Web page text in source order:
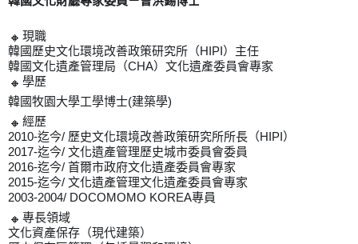
🔸 現職
韓國歷史文化環境改善政策研究所（HIPI）主任
韓國文化遺產管理局（CHA）文化遺產委員會專家
🔸 學歷
韓國牧園大學工學博士(建築學)
🔸 經歷
2010-迄今/ 歷史文化環境改善政策研究所所長（HIPI）
2017-迄今/ 文化遺產管理歷史城市委員會委員
2016-迄今/ 首爾市政府文化遺產委員會專家
2015-迄今/ 文化遺產管理文化遺產委員會專家
2003-2004/ DOCOMOMO KOREA專員
🔸 專長領域
文化資產保存（現代建築）